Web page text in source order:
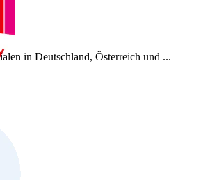
in Deutschland, Österreich und ...